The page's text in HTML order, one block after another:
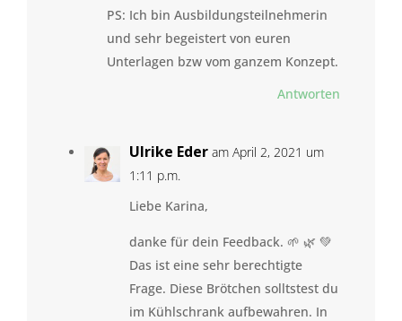
PS: Ich bin Ausbildungsteilnehmerin
und sehr begeistert von euren
Unterlagen bzw vom ganzem Konzept.
Antworten
Ulrike Eder am April 2, 2021 um
1:11 p.m.
Liebe Karina,
danke für dein Feedback. 🌱 🌿 💚
Das ist eine sehr berechtigte
Frage. Diese Brötchen solltstest du
im Kühlschrank aufbewahren. In